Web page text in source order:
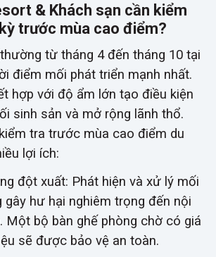
& Khách sạn cần kiểm
trước mùa cao điểm?
từ tháng 4 đến tháng 10 tại
điểm mối phát triển mạnh nhất.
hợp với độ ẩm lớn tạo điều kiện
sinh sản và mở rộng lãnh thổ.
tra trước mùa cao điểm du
lợi ích:
đột xuất: Phát hiện và xử lý mối
hư hại nghiêm trọng đến nội
Một bộ bàn ghế phòng chờ có giá
sẽ được bảo vệ an toàn.